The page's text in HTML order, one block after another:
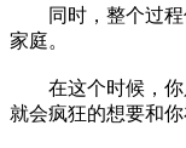
同时，整个过程
家庭。
在这个时候，你
就会疯狂的想要和你